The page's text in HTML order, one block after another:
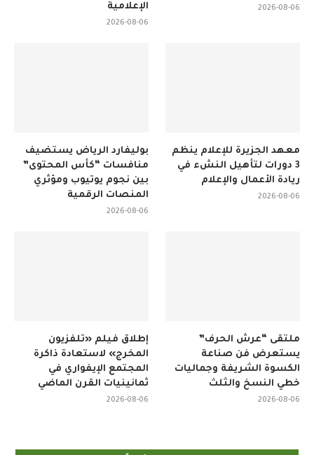
الإعلامية
2026-08-06
2026-08-06
بوليفارد الرياض يستضيف
منافسات “كأس المحتوى”
بين نجوم يوتيوب ومؤثري
المنصات الرقمية
2026-08-06
معهد الجزيرة للإعلام ينظم
3 دورات لتأهيل النشء في
ريادة الأعمال والإعلام
2026-08-06
إطلاق فيلم «تلفزيون
المخرج» لاستعادة ذاكرة
المجتمع الإيفواري في
ثمانينيات القرن الماضي
2026-08-06
ملتقى “عرش الحرف”
يستعرض فن صناعة
الكسوة الشريفة وجماليات
خطي النسخ والثلث
2026-08-06